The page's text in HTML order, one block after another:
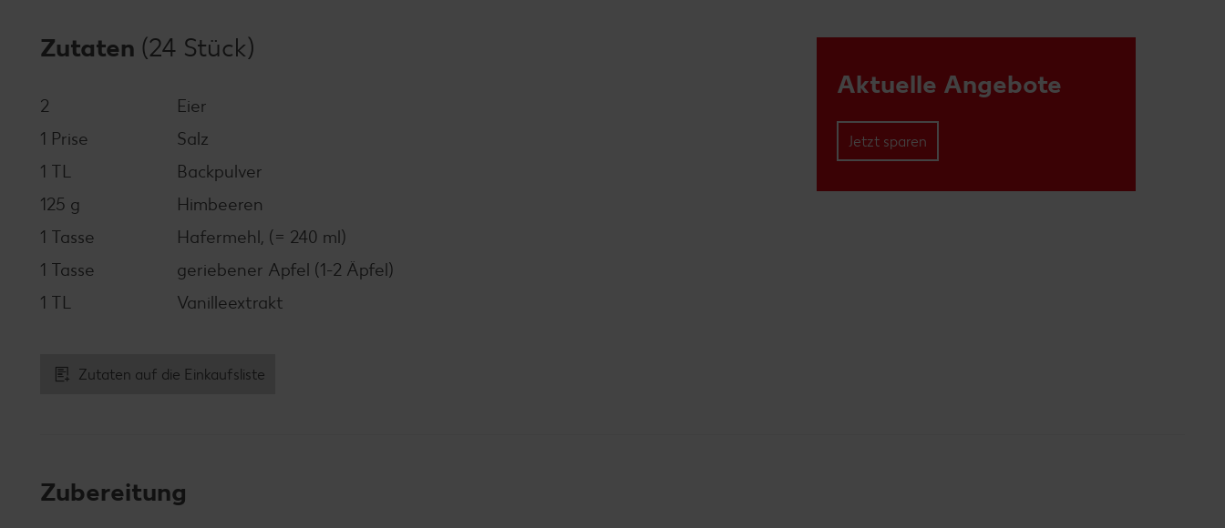
Aktuelle Angebote
Jetzt sparen
Zutaten (24 Stück)
2
Eier
1 Prise
Salz
1 TL
Backpulver
125 g
Himbeeren
1 Tasse
Hafermehl, (= 240 ml)
1 Tasse
geriebener Apfel (1-2 Äpfel)
1 TL
Vanilleextrakt
Zutaten auf die Einkaufsliste
Zubereitung